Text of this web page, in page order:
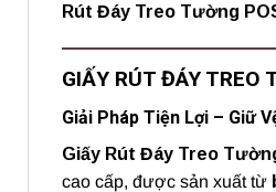
Rút Đáy Treo Tường
GIẤY RÚT ĐÁY TREO
Giải Pháp Tiện Lợi – Giữ
Giấy Rút Đáy Treo
cao cấp, được sản xuất từ